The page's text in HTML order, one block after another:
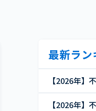
最新ラン
【2026年】
【2026年】